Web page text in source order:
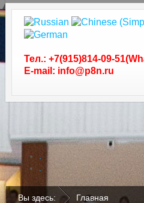
Тел.: +7(915)814-09-
E-mail: info@p8n.ru
Вы здесь: Главная